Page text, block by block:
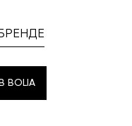
BOLIA